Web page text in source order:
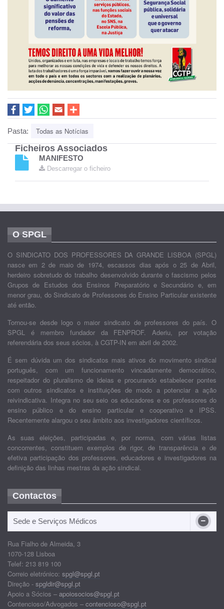
Pasta: Todas as Notícias
Ficheiros Associados
MANIFESTO
Descarregar o ficheiro
O SPGL
O SINDICATO DOS PROFESSORES DA GRANDE LISBOA (SPGL)
nasce em 2 de maio de 1974, escassos dias após o 25 de Abril,
herdeiro sobretudo do trabalho desenvolvido durante o fascismo pelos
Grupos de Estudos dos Ensinos Preparatório e Secundário e, em
menor grau, do Sindicato de Professores do Ensino Particular existente
até então.
Tornou-se desde logo o maior sindicato de professores do país. O
SPGL é membro fundador da FENPROF. Aderiu, por votação
referendária dos seus sócios, à CGTP-IN em abril de 2002.
É sem dúvida um dos sindicatos mais ativos do movimento sindical
português, com um funcionamento vincadamente democrático,
respeitador do pluralismo de ideias e procurando estabelecer pontes
com outros sindicatos e instituições de modo a potenciar a ação
reivindicativa. Integra no seu seio os educadores e os professores do
ensino público e do ensino particular e cooperativo e IPSS.
Recentemente alargou o seu âmbito aos investigadores científicos.
As suas eleições, participadas e, por norma, com várias listas
concorrentes, constituem exemplos de rigor, de transparência e de
efetiva participação dos professores, educadores e investigadores na
definição das linhas mestras da ação sindical.
Contactos
Sede e Serviços Médicos
Rua Fialho de Almeida, 3
1070-128 Lisboa
Telef: 213 819 100
Correio eletrónico: spgl@spgl.pt
Direção - spgldir@spgl.pt
Apoio a Sócios – apoiosocios@spgl.pt
Contencioso/Advogados – contencioso@spgl.pt